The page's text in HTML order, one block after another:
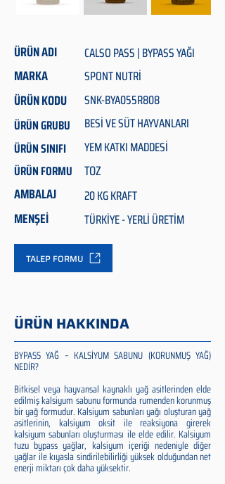
ÜRÜN ADI CALSO PASS | BYPASS YAĞI
MARKA SPONT NUTRİ
ÜRÜN KODU
SNK-BYA055R808
ÜRÜN GRUBU
BESİ VE SÜT HAYVANLARI
ÜRÜN SINIFI
YEM KATKI MADDESİ
ÜRÜN FORMU
TOZ
AMBALAJ
20 KG KRAFT
MENŞEİ TÜRKİYE - YERLİ ÜRETİM
TALEP FORMU
ÜRÜN HAKKINDA
BYPASS YAĞ – KALSİYUM SABUNU (KORUNMUŞ YAĞ)
NEDİR?
Bitkisel veya hayvansal kaynaklı yağ asitlerinden elde
edilmiş kalsiyum sabunu formunda rumenden korunmuş
bir yağ formudur. Kalsiyum sabunları yağı oluşturan yağ
asitlerinin, kalsiyum oksit ile reaksiyona girerek
kalsiyum sabunları oluşturması ile elde edilir. Kalsiyum
tuzu bypass yağlar, kalsiyum içeriği nedeniyle diğer
yağlar ile kıyasla sindirilebilirliği yüksek olduğundan net
enerji miktarı çok daha yüksektir.